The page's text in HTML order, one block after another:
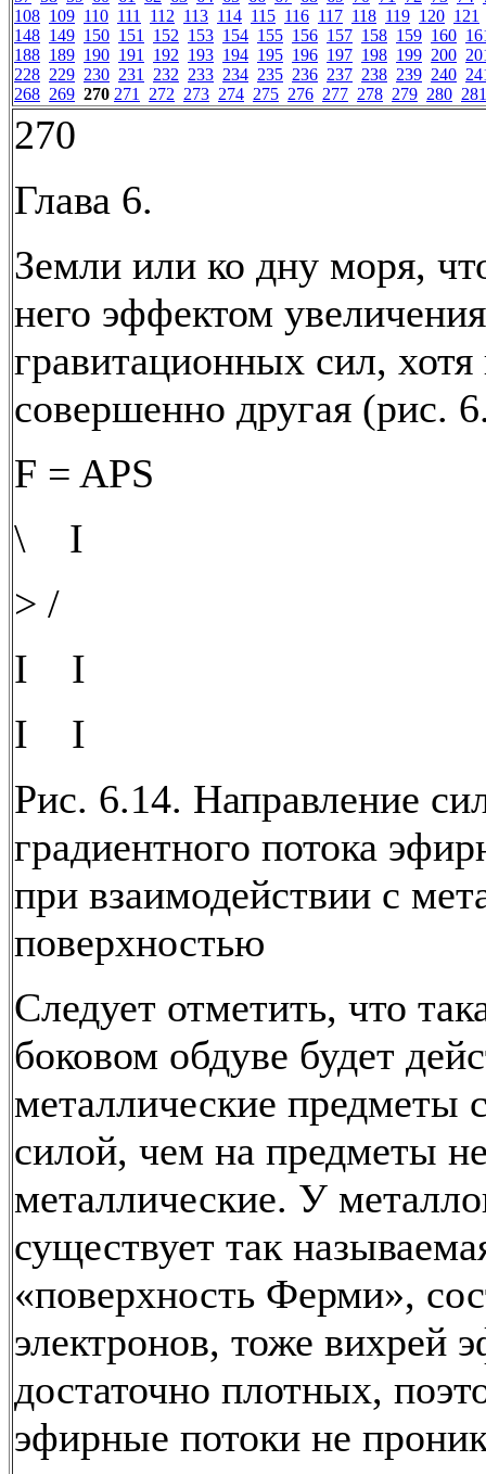
108 109 110 111 112 113 114 115 116 117 118 119 120 121
148 149 150 151 152 153 154 155 156 157 158 159 160
188 189 190 191 192 193 194 195 196 197 198 199 200
228 229 230 231 232 233 234 235 236 237 238 239 240
268 269 270 271 272 273 274 275 276 277 278 279 280 281
270
Глава 6.
Земли или ко дну моря,
него эффектом увеличения
гравитационных сил,
совершенно другая (рис.
F = APS
\ I
> /
I I
I I
Рис. 6.14. Направление
градиентного потока
при взаимодействии с
поверхностью
Следует отметить, что
боковом обдуве будет
металлические предметы
силой, чем на предметы
металлические. У
существует так
«поверхность Ферми»,
электронов, тоже вихрей
достаточно плотных,
эфирные потоки не